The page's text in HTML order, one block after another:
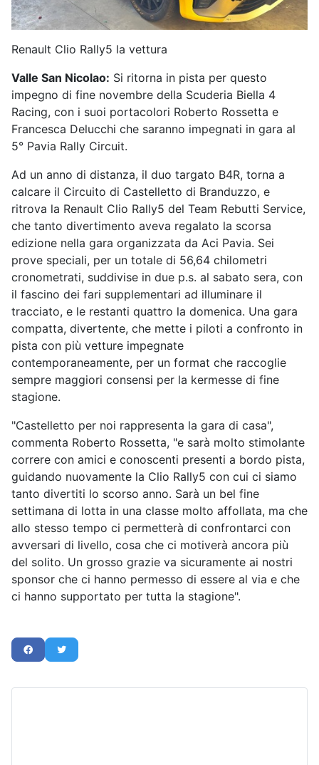
Renault Clio Rally5 la vettura
Valle San Nicolao: Si ritorna in pista per questo
impegno di fine novembre della Scuderia Biella 4
Racing, con i suoi portacolori Roberto Rossetta e
Francesca Delucchi che saranno impegnati in gara al
5° Pavia Rally Circuit.
Ad un anno di distanza, il duo targato B4R, torna a
calcare il Circuito di Castelletto di Branduzzo, e
ritrova la Renault Clio Rally5 del Team Rebutti Service,
che tanto divertimento aveva regalato la scorsa
edizione nella gara organizzata da Aci Pavia. Sei
prove speciali, per un totale di 56,64 chilometri
cronometrati, suddivise in due p.s. al sabato sera, con
il fascino dei fari supplementari ad illuminare il
tracciato, e le restanti quattro la domenica. Una gara
compatta, divertente, che mette i piloti a confronto in
pista con più vetture impegnate
contemporaneamente, per un format che raccoglie
sempre maggiori consensi per la kermesse di fine
stagione.
"Castelletto per noi rappresenta la gara di casa",
commenta Roberto Rossetta, "e sarà molto stimolante
correre con amici e conoscenti presenti a bordo pista,
guidando nuovamente la Clio Rally5 con cui ci siamo
tanto divertiti lo scorso anno. Sarà un bel fine
settimana di lotta in una classe molto affollata, ma che
allo stesso tempo ci permetterà di confrontarci con
avversari di livello, cosa che ci motiverà ancora più
del solito. Un grosso grazie va sicuramente ai nostri
sponsor che ci hanno permesso di essere al via e che
ci hanno supportato per tutta la stagione".